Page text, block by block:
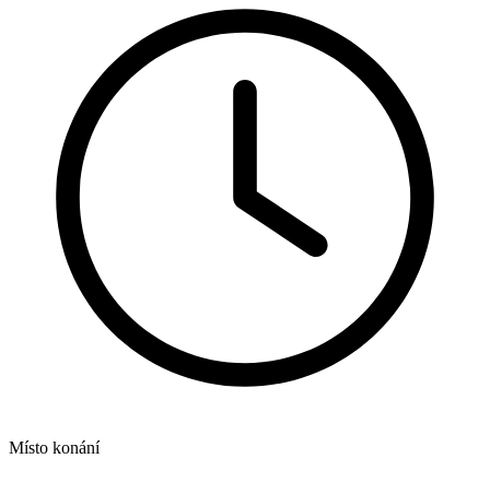
Místo konání